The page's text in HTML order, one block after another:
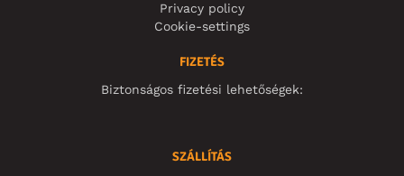
Privacy policy
Cookie-settings
FIZETÉS
Biztonságos fizetési lehetőségek:
SZÁLLÍTÁS